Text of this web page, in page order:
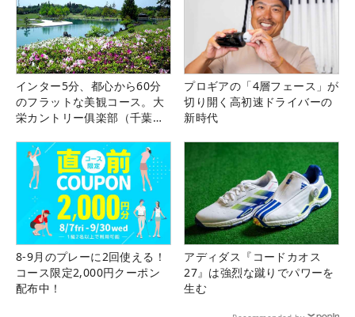
インター5分、都心から60分
のフラットな美観コース。大
栄カントリー俱楽部（千葉
プロギアの「4層フェース」が
切り開く高初速ドライバーの
新時代
8-9月のプレーに2回使える！
コース限定2,000円クーポン
配布中！
アディダス『コードカオス
27』は強烈な蹴りでパワーを
生む